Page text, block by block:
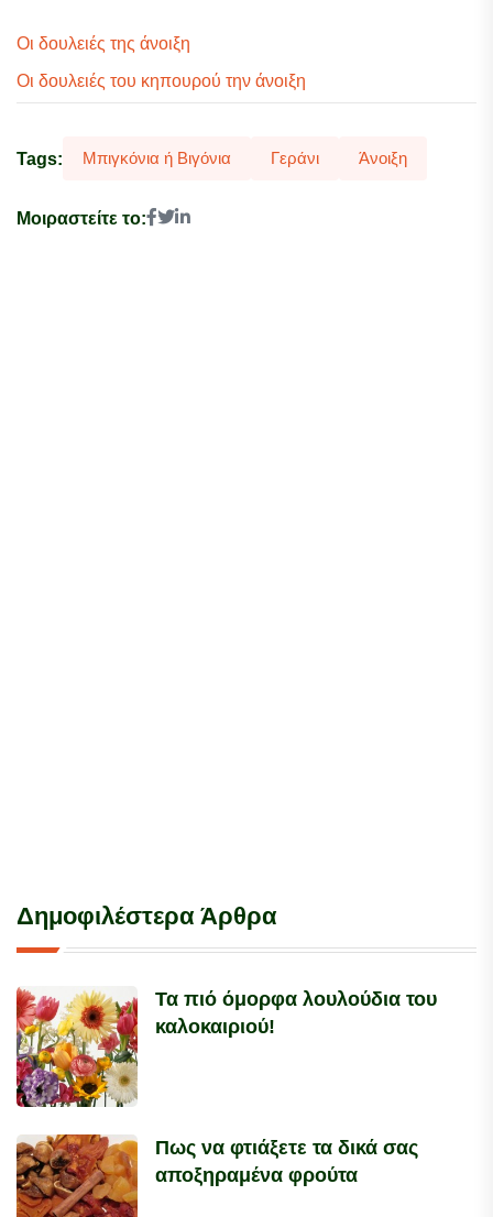
Οι δουλειές της άνοιξη
Οι δουλειές του κηπουρού την άνοιξη
Tags: Μπιγκόνια ή Βιγόνια Γεράνι Άνοιξη
Μοιραστείτε το:
Δημοφιλέστερα Άρθρα
Τα πιό όμορφα λουλούδια του
καλοκαιριού!
Πως να φτιάξετε τα δικά σας
αποξηραμένα φρούτα